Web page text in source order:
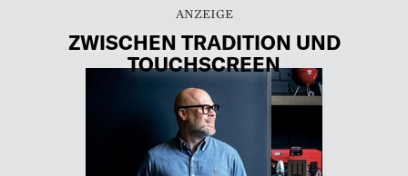
ZWISCHEN TRADITION UND
TOUCHSCREEN